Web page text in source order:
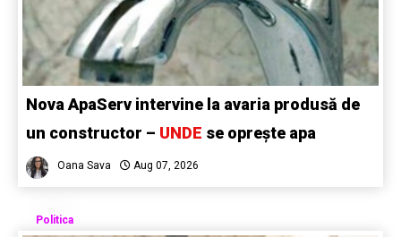
Nova ApaServ intervine la avaria produsă de
un constructor – UNDE se oprește apa
Oana Sava Aug 07, 2026
Politica